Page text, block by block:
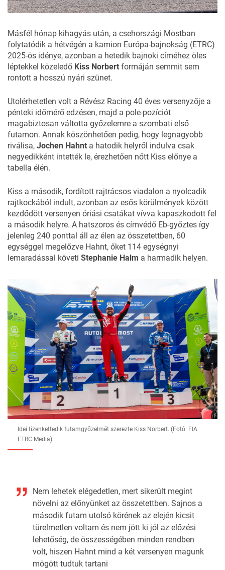
Másfél hónap kihagyás után, a csehországi Mostban
folytatódik a hétvégén a kamion Európa-bajnokság (ETRC)
2025-ös idénye, azonban a hetedik bajnoki címéhez öles
léptekkel közeledő Kiss Norbert formáján semmit sem
rontott a hosszú nyári szünet.
Utolérhetetlen volt a Révész Racing 40 éves versenyzője a
pénteki időmérő edzésen, majd a pole-pozíciót
magabiztosan váltotta győzelemre a szombati első
futamon. Annak köszönhetően pedig, hogy legnagyobb
riválisa, Jochen Hahnt a hatodik helyről indulva csak
negyedikként intették le, érezhetően nőtt Kiss előnye a
tabella élén.
Kiss a második, fordított rajtrácsos viadalon a nyolcadik
rajtkockából indult, azonban az esős körülmények között
kezdődött versenyen óriási csatákat vívva kapaszkodott fel
a második helyre. A hatszoros és címvédő Eb-győztes így
jelenleg 240 ponttal áll az élen az összetettben, 60
egységgel megelőzve Hahnt, őket 114 egységnyi
lemaradással követi Stephanie Halm a harmadik helyen.
Idei tizenkettedik futamgyőzelmét szerezte Kiss Norbert. (Fotó: FIA
ETRC Media)
Nem lehetek elégedetlen, mert sikerült megint
növelni az előnyünket az összetettben. Sajnos a
második futam utolsó körének az elején kicsit
türelmetlen voltam és nem jött ki jól az előzési
lehetőség, de összességében minden rendben
volt, hiszen Hahnt mind a két versenyen magunk
mögött tudtuk tartani